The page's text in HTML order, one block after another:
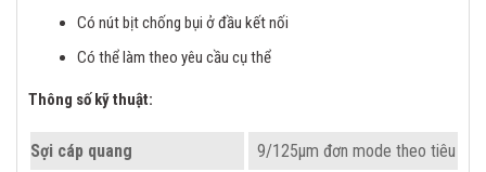
Có nút bịt chống bụi ở đầu kết nối
Có thể làm theo yêu cầu cụ thể
Thông số kỹ thuật:
Sợi cáp quang 9/125µm đơn mode theo tiêu